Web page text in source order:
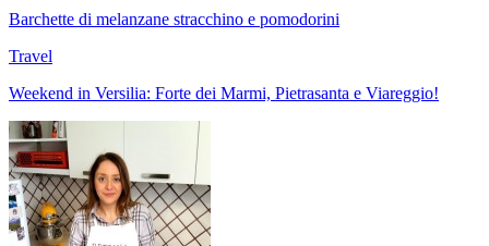
Barchette di melanzane stracchino e pomodorini
Travel
Weekend in Versilia: Forte dei Marmi, Pietrasanta e Viareggio!